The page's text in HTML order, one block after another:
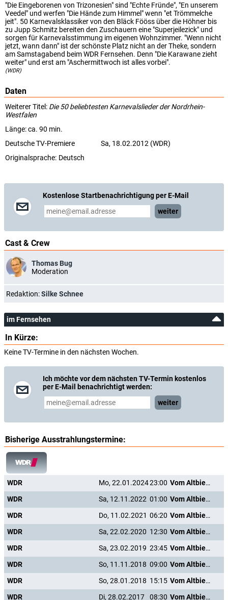
"Die Eingeborenen von Trizonesien" sind "Echte Fründe", "En unserem
Veedel" und werfen "Die Hände zum Himmel" wenn "et Trömmelche
jeit". 50 Karnevalsklassiker von den Bläck Fööss über die Höhner bis
zu Jupp Schmitz bereiten den Zuschauern eine "Superjeilezick" und
sorgen für Karnevalsstimmung im eigenen Wohnzimmer. "Wenn nicht
jetzt, wann dann" ist der schönste Platz nicht an der Theke, sondern
am Samstagabend beim WDR Fernsehen. Denn "Die Karawane zieht
weiter" und erst am "Aschermittwoch ist alles vorbei".
(WDR)
Daten
Weiterer Titel: Die 50 beliebtesten Karnevalslieder der Nordrhein-
Westfalen
Länge: ca. 90 min.
Deutsche TV-Premiere
Sa, 18.02.2012 (WDR)
Originalsprache: Deutsch
Kostenlose Startbenachrichtigung per E-Mail
weiter
Cast & Crew
Thomas Bug
Moderation
Redaktion:Silke Schnee
im Fernsehen
In Kürze:
Keine TV-Termine in den nächsten Wochen.
Ich möchte vor dem nächsten TV-Termin kostenlos
per E-Mail benachrichtigt werden:
weiter
Bisherige Ausstrahlungstermine:
WDR Mo, 22.01.202423:00
Vom Altbierlied bis Viva Colonia
WDR
Sa, 12.11.2022 01:00
Vom Altbierlied bis Viva Colonia
WDR
Do, 11.02.2021 06:20
Vom Altbierlied bis Viva Colonia
WDR
Sa, 22.02.2020 12:30
Vom Altbierlied bis Viva Colonia
WDR
Sa, 23.02.2019 23:45
Vom Altbierlied bis Viva Colonia
WDR
So, 11.11.2018 09:00
Vom Altbierlied bis Viva Colonia
WDR
So, 28.01.2018 15:15
Vom Altbierlied bis Viva Colonia
WDR
Di, 28.02.2017 08:30 Vom Altbierlied bis Viva Colonia